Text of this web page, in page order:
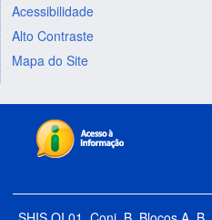
Acessibilidade
Alto Contraste
Mapa do Site